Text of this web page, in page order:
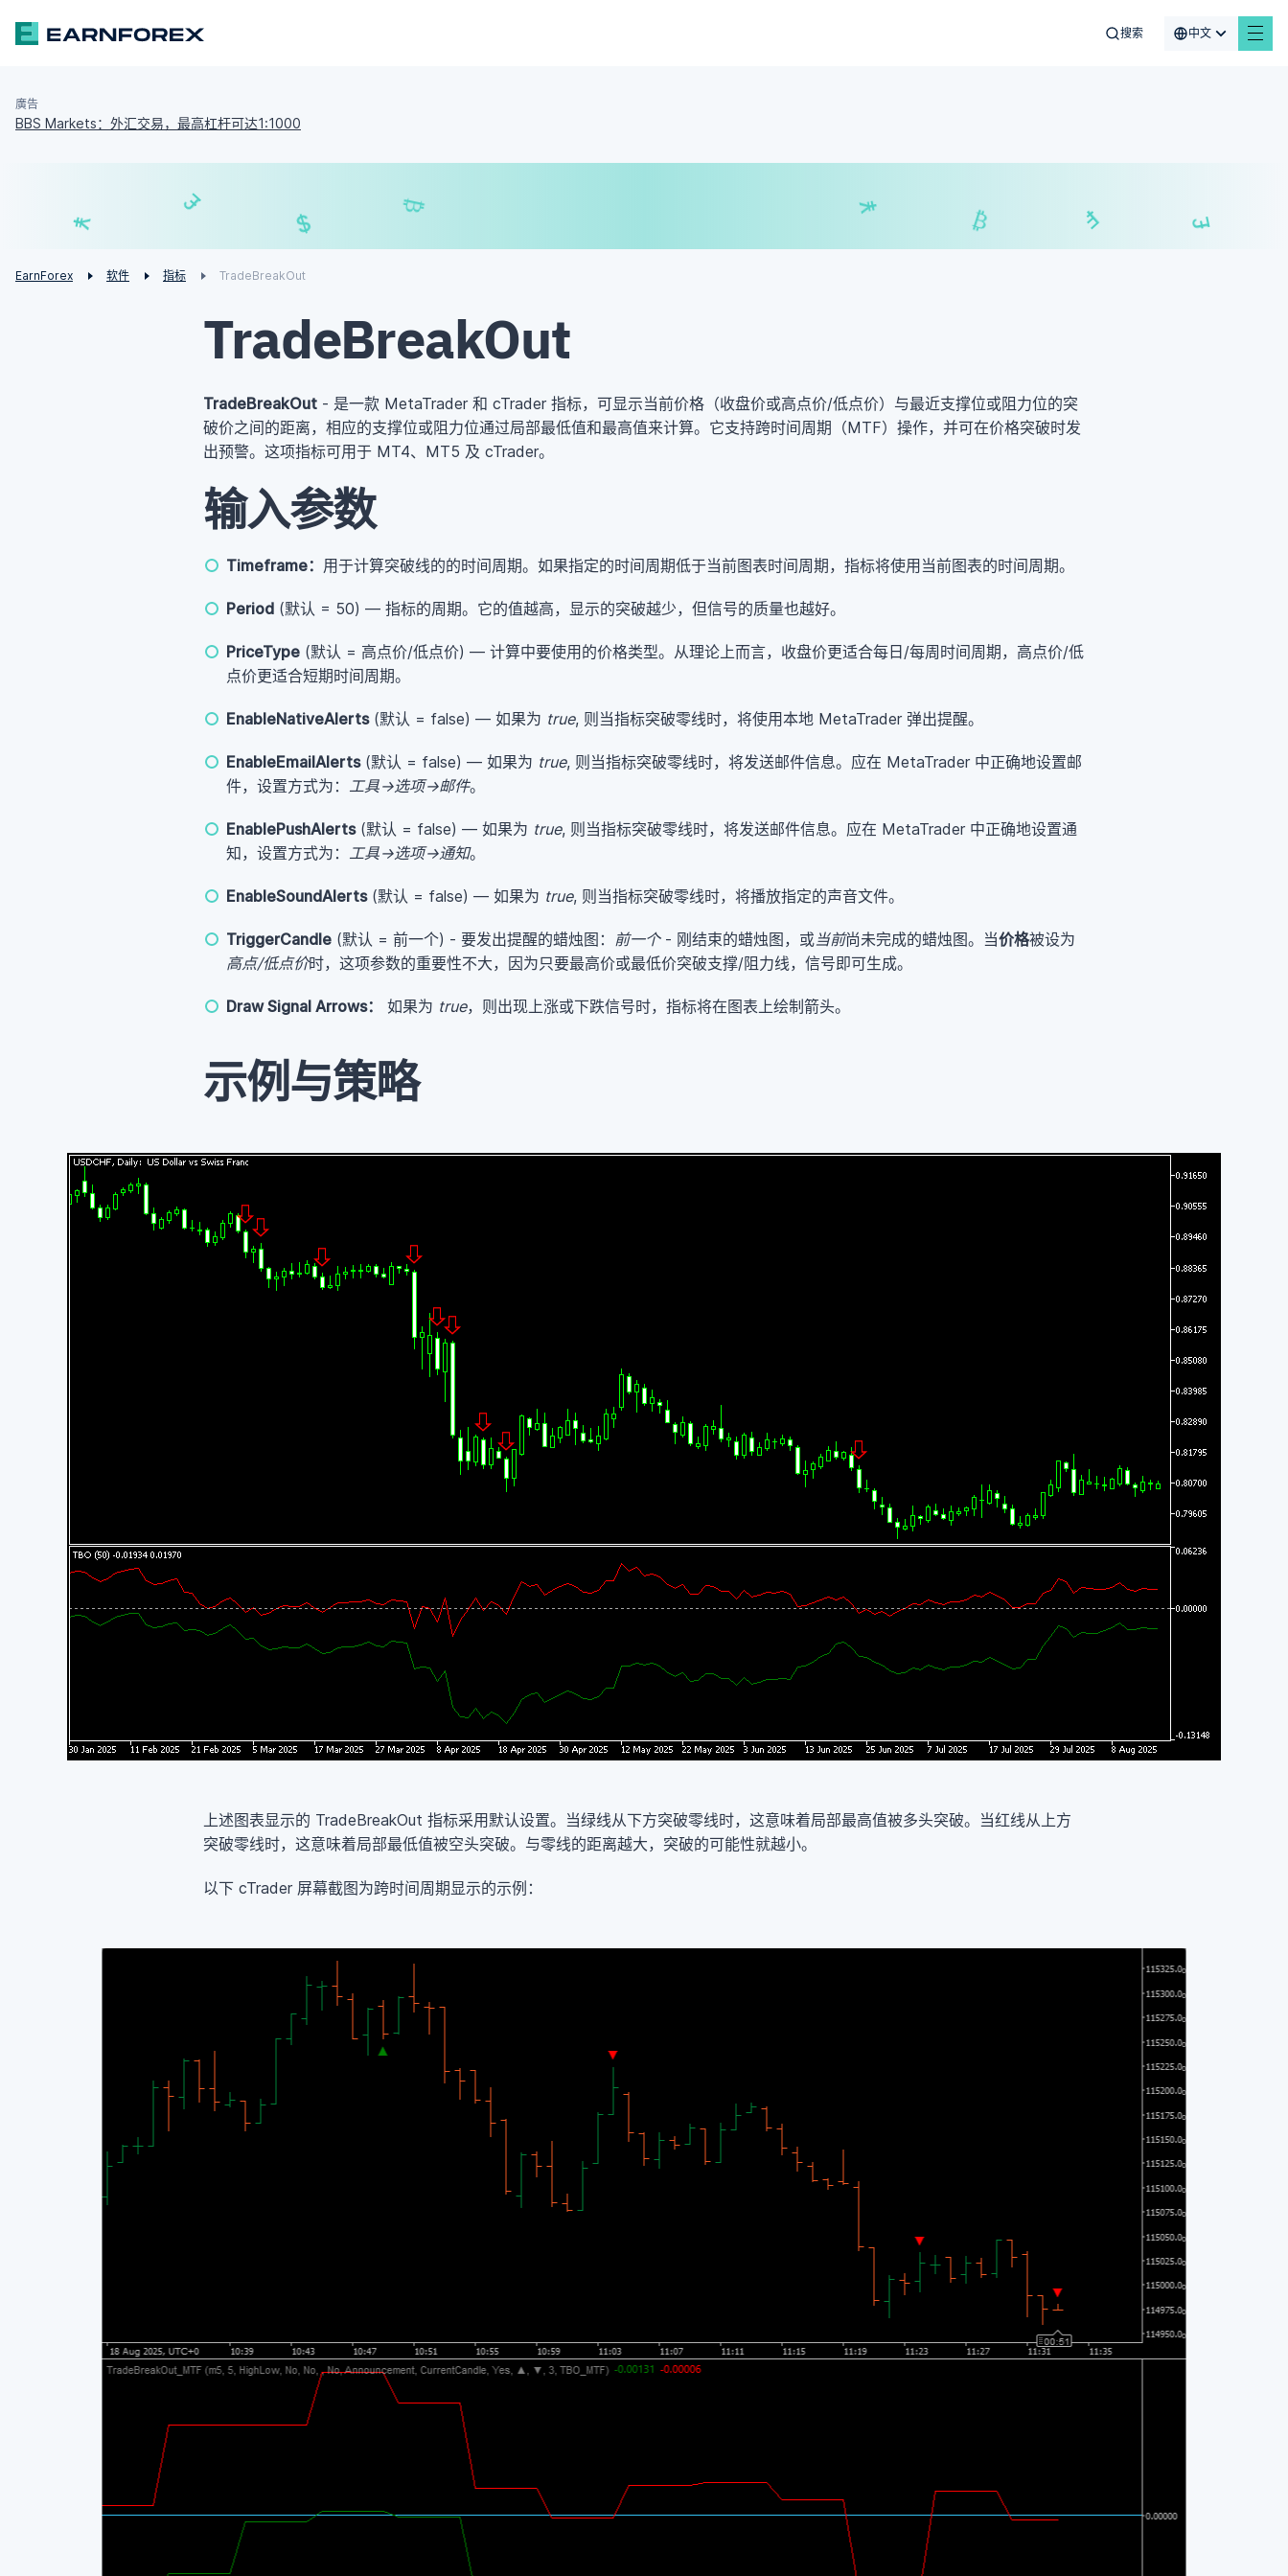
搜索 中文
廣告
BBS Markets：外汇交易，最高杠杆可达1:1000
$
£
€
₣ £
EarnForex 软件 指标 TradeBreakOut
TradeBreakOut
TradeBreakOut - 是一款 MetaTrader 和 cTrader 指标，可显示当前价格（收盘价或高点价/低点价）与最近支撑位或阻力位的突
破价之间的距离，相应的支撑位或阻力位通过局部最低值和最高值来计算。它支持跨时间周期（MTF）操作，并可在价格突破时发
出预警。这项指标可用于 MT4、MT5 及 cTrader。
输入参数
Timeframe： 用于计算突破线的的时间周期。如果指定的时间周期低于当前图表时间周期，指标将使用当前图表的时间周期。
Period (默认 = 50) — 指标的周期。它的值越高，显示的突破越少，但信号的质量也越好。
PriceType (默认 = 高点价/低点价) — 计算中要使用的价格类型。从理论上而言，收盘价更适合每日/每周时间周期，高点价/低
点价更适合短期时间周期。
EnableNativeAlerts(默认 = false) — 如果为 true, 则当指标突破零线时，将使用本地 MetaTrader 弹出提醒。
EnableEmailAlerts(默认 = false) — 如果为 true, 则当指标突破零线时，将发送邮件信息。应在 MetaTrader 中正确地设置邮
件，设置方式为： 工具->选项->邮件。
EnablePushAlerts(默认 = false) — 如果为 true, 则当指标突破零线时，将发送邮件信息。应在 MetaTrader 中正确地设置通
知，设置方式为： 工具->选项->通知。
EnableSoundAlerts(默认 = false) — 如果为 true, 则当指标突破零线时，将播放指定的声音文件。
TriggerCandle (默认 = 前一个) - 要发出提醒的蜡烛图： 前一个- 刚结束的蜡烛图，或当前尚未完成的蜡烛图。当价格被设为
高点/低点价时，这项参数的重要性不大，因为只要最高价或最低价突破支撑/阻力线，信号即可生成。
Draw Signal Arrows： 如果为 true，则出现上涨或下跌信号时，指标将在图表上绘制箭头。
示例与策略
上述图表显示的 TradeBreakOut 指标采用默认设置。当绿线从下方突破零线时，这意味着局部最高值被多头突破。当红线从上方
突破零线时，这意味着局部最低值被空头突破。与零线的距离越大，突破的可能性就越小。
以下 cTrader 屏幕截图为跨时间周期显示的示例：